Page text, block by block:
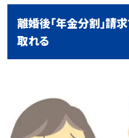
離婚後「年金分割」請
取れる